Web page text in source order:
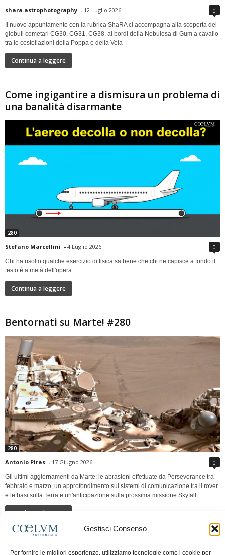
Gestisci Consenso
Per fornire le migliori esperienze, utilizziamo tecnologie come i cookie per
shara.astrophotography - 12 Luglio 2026 0
Il nuovo appuntamento con la rubrica ShaRA ci accompagna alla scoperta dei
globuli cometari CG30, CG31, CG38, ai bordi della Nebulosa di Gum a cavallo
tra le costellazioni della Poppa e della Vela
Continua a leggere
Come ingigantire a dismisura un problema di
una banalità disarmante
280
Stefano Marcellini - 4 Luglio 2026 0
Chi ha risolto qualche esercizio di fisica sa bene che chi ne capisce a fondo il
testo è a metà dell'opera...
Continua a leggere
Bentornati su Marte! #280
280
Antonio Piras - 17 Giugno 2026 0
Gli ultimi aggiornamenti da Marte: le abrasioni effettuate da Perseverance tra
febbraio e marzo, un approfondimento sui sistemi di comunicazione tra il rover
e le basi sulla Terra e un'anticipazione sulla prossima missione Skyfall
Continua a leggere